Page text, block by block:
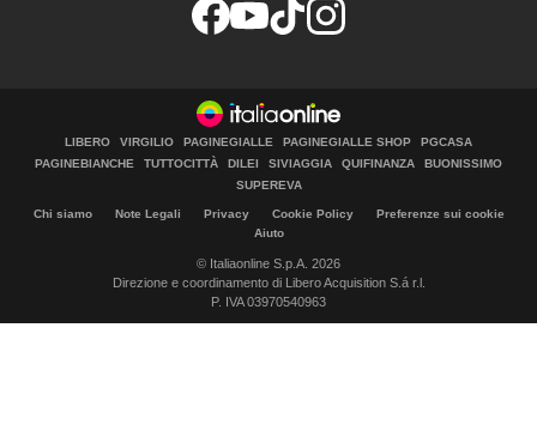
LIBERO VIRGILIO PAGINEGIALLE PAGINEGIALLE SHOP
PGCASA
PAGINEBIANCHE
TUTTOCITTÀ DILEI SIVIAGGIA QUIFINANZA
BUONISSIMO
SUPEREVA
Chi siamo Note Legali Privacy Cookie Policy
Preferenze sui cookie
Aiuto
© Italiaonline S.p.A. 2026
Direzione e coordinamento di Libero Acquisition S.á r.l.
P. IVA 03970540963